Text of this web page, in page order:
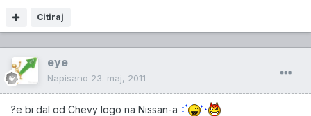
Citiraj
eye
Napisano 23. maj, 2011
?e bi dal od Chevy logo na Nissan-a